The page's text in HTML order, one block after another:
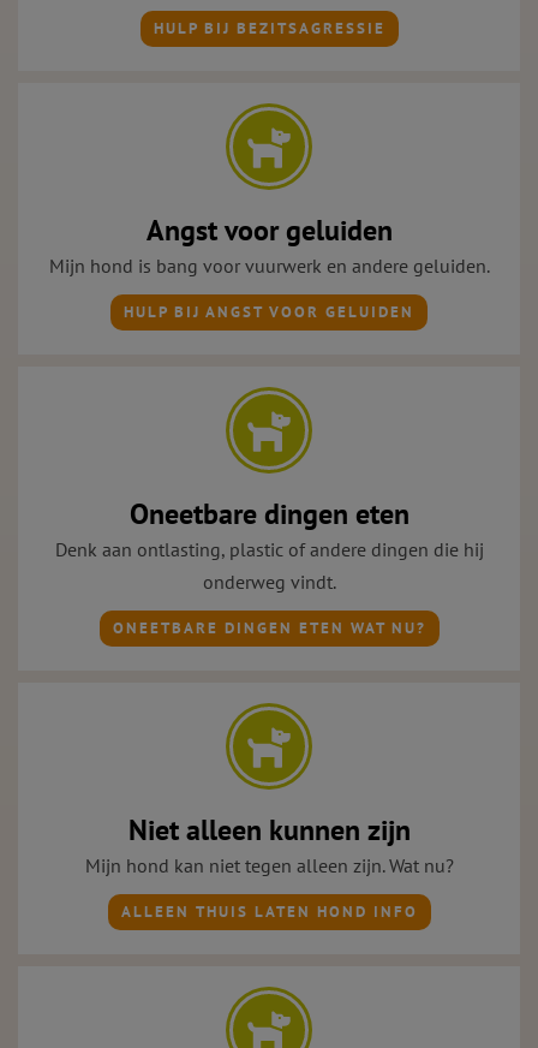
HULP BIJ BEZITSAGRESSIE
Angst voor geluiden
Mijn hond is bang voor vuurwerk en andere geluiden.
HULP BIJ ANGST VOOR GELUIDEN
Oneetbare dingen eten
Denk aan ontlasting, plastic of andere dingen die hij
onderweg vindt.
ONEETBARE DINGEN ETEN WAT NU?
Niet alleen kunnen zijn
Mijn hond kan niet tegen alleen zijn. Wat nu?
ALLEEN THUIS LATEN HOND INFO